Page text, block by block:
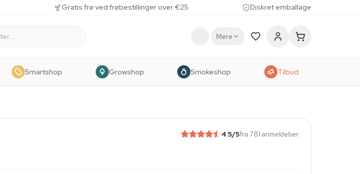
Gratis frø ved frøbestillinger over €25 Diskret emballage
Mere
Smartshop Growshop Smokeshop Tilbud
4.5/5fra 781 anmeldelser